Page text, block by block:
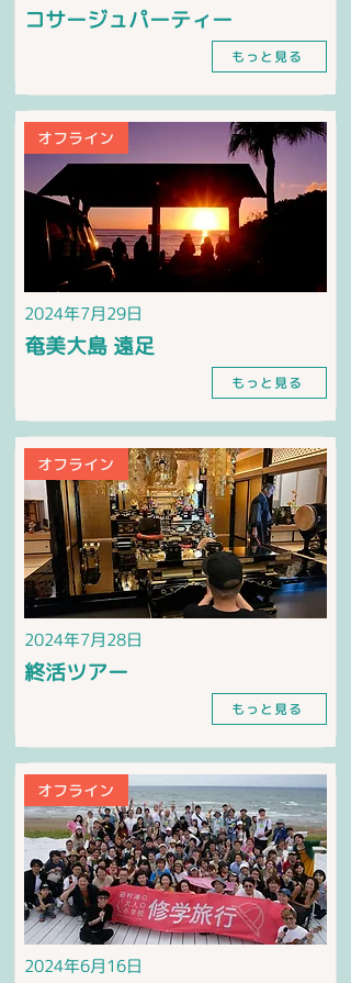
コサージュパーティー
もっと見る
オフライン
2024年7月29日
奄美大島 遠足
もっと見る
オフライン
2024年7月28日
終活ツアー
もっと見る
オフライン
2024年6月16日